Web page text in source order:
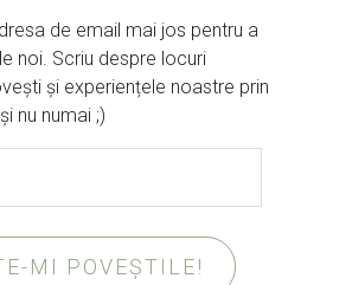
de email mai jos pentru a
noi. Scriu despre locuri
și experiențele noastre prin
nu numai ;)
MI POVEȘTILE!